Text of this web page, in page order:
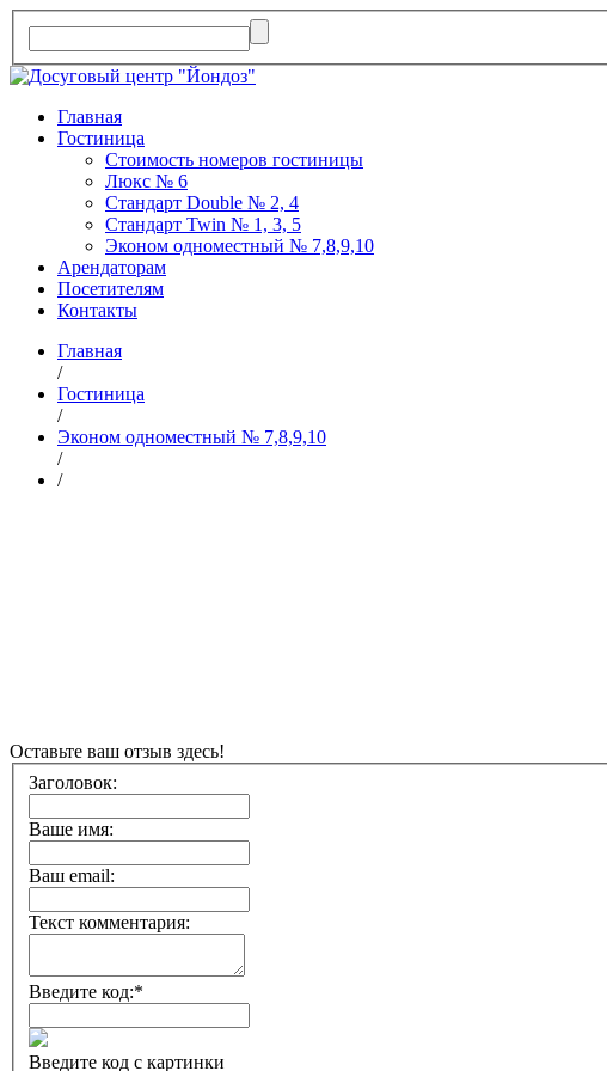
Главная
Гостиница
Стоимость номеров гостиницы
Люкс № 6
Стандарт Double № 2, 4
Стандарт Twin № 1, 3, 5
Эконом одноместный № 7,8,9,10
Арендаторам
Посетителям
Контакты
Главная
/
Гостиница
/
Эконом одноместный № 7,8,9,10
/
/
Оставьте ваш отзыв здесь!
Заголовок:
Ваше имя:
Ваш email:
Текст комментария:
Введите код:*
Введите код с картинки